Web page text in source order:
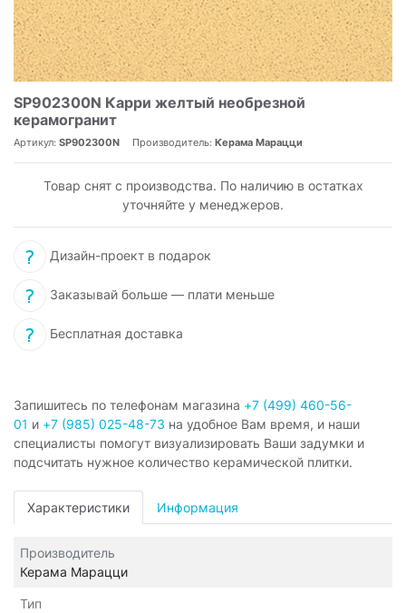
SP902300N Карри желтый необрезной
керамогранит
Артикул: SP902300N Производитель: Керама Марацци
Товар снят с производства. По наличию в остатках
уточняйте у менеджеров.
Дизайн-проект в подарок
Заказывай больше — плати меньше
Бесплатная доставка
Запишитесь по телефонам магазина +7 (499) 460-56-
01 и +7 (985) 025-48-73 на удобное Вам время, и наши
специалисты помогут визуализировать Ваши задумки и
подсчитать нужное количество керамической плитки.
Характеристики Информация
Производитель
Керама Марацци
Тип